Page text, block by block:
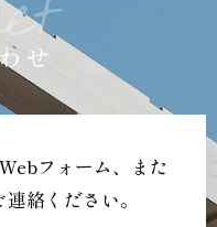
せ
フォーム、
また
絡ください。